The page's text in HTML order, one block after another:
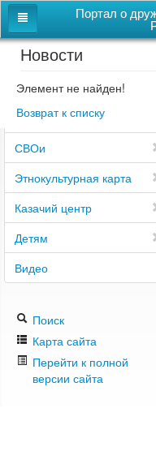
Портал о
Главная
Дом дружбы народов
Новости
СВОи
Этнокультурная карта
Казачий центр
Детям
Видео
Поиск
Карта сайта
Перейти к полной
версии сайта
Новости
Элемент не найден!
Возврат к списку